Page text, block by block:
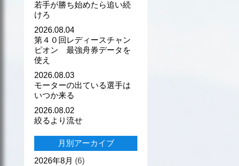
若手が勝ち始めたら追い続
けろ
2026.08.04
第４０回レディースチャン
ピオン 最強舟券データを
使え
2026.08.03
モーターの出ている選手は
いつか来る
2026.08.02
絞るより流せ
月別アーカイブ
2026年8月 (6)